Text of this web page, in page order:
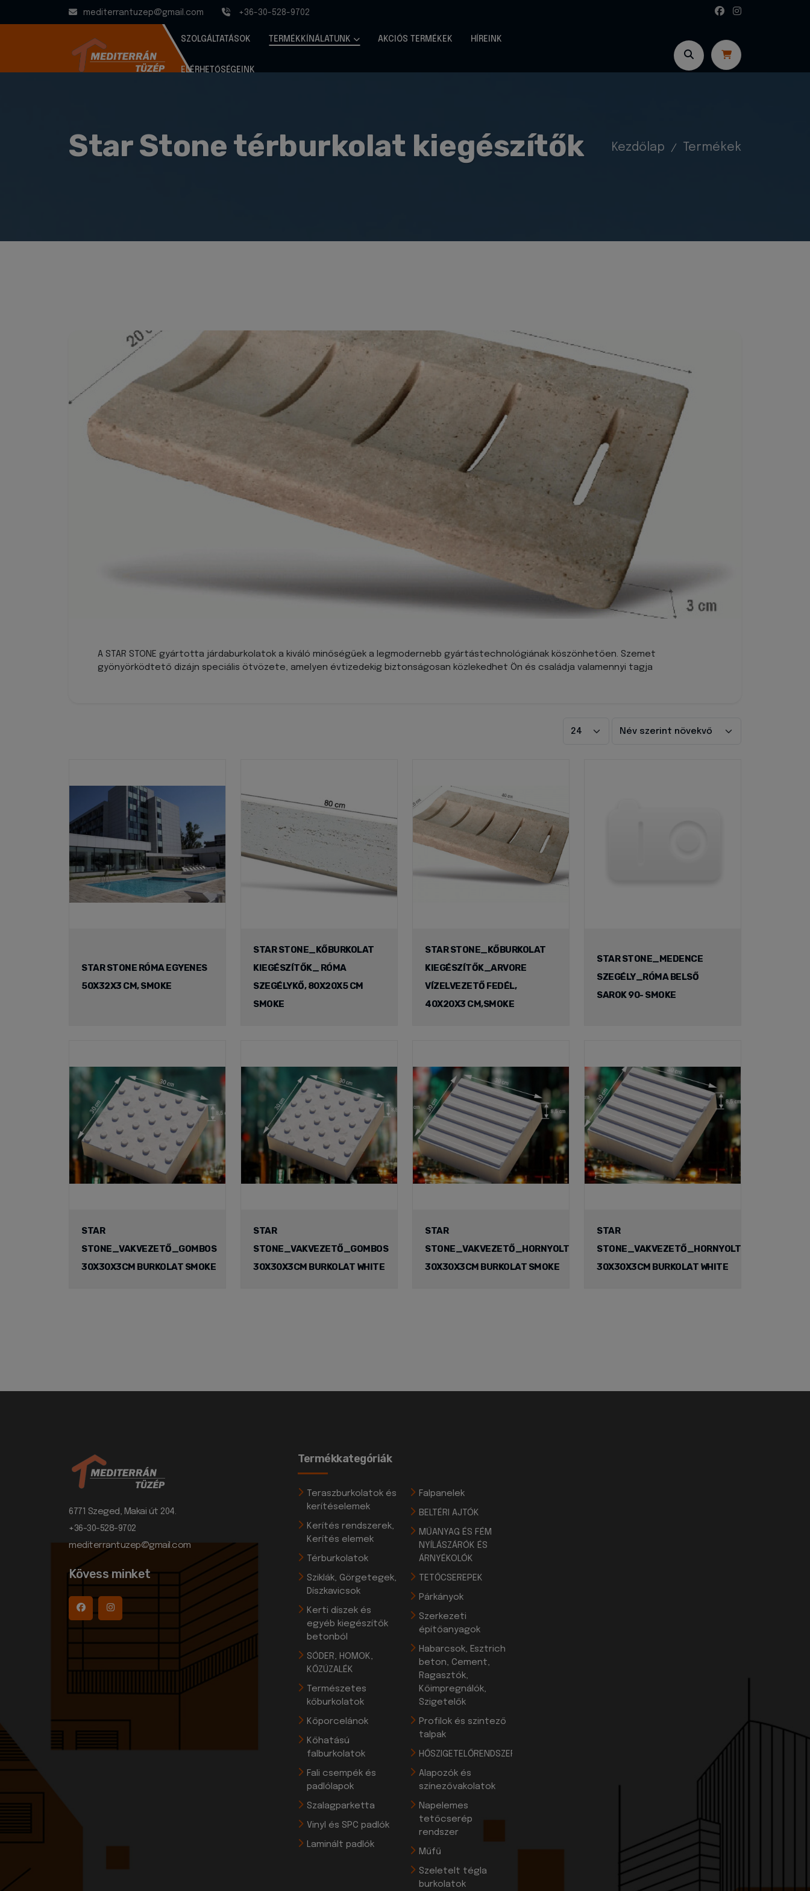
mediterrantuzep@gmail.com +36-30-528-9702
SZOLGÁLTATÁSOK TERMÉKKÍNÁLATUNK AKCIÓS TERMÉKEK HÍREINK
ELÉRHETŐSÉGEINK
Star Stone térburkolat kiegészítők Kezdőlap Termékek
A STAR STONE gyártotta járdaburkolatok a kiváló minőségűek a legmodernebb gyártástechnológiának köszönhetően. Szemet
gyönyörködtető dizájn speciális ötvözete, amelyen évtizedekig biztonságosan közlekedhet Ön és családja valamennyi tagja
STAR STONE RÓMA EGYENES
50X32X3 CM, SMOKE
STAR STONE_KŐBURKOLAT
KIEGÉSZÍTŐK_ RÓMA
SZEGÉLYKŐ, 80X20X5 CM
SMOKE
STAR STONE_KŐBURKOLAT
KIEGÉSZÍTŐK_ARVORE
VÍZELVEZETŐ FEDÉL,
40X20X3 CM,SMOKE
STAR STONE_MEDENCE
SZEGÉLY_RÓMA BELSŐ
SAROK 90- SMOKE
STAR
STONE_VAKVEZETŐ_GOMBOS
30X30X3CM BURKOLAT SMOKE
STAR
STONE_VAKVEZETŐ_GOMBOS
30X30X3CM BURKOLAT WHITE
STAR
STONE_VAKVEZETŐ_HORNYOLT
30X30X3CM BURKOLAT SMOKE
STAR
STONE_VAKVEZETŐ_HORNYOLT
30X30X3CM BURKOLAT WHITE
6771 Szeged, Makai út 204.
+36-30-528-9702
mediterrantuzep@gmail.com
Kövess minket
Termékkategóriák
Teraszburkolatok és
kerítéselemek
Kerítés rendszerek,
Kerítés elemek
Térburkolatok
Sziklák, Görgetegek,
Díszkavicsok
Kerti díszek és
egyéb kiegészítők
betonból
SÓDER, HOMOK,
KŐZÚZALÉK
Természetes
kőburkolatok
Kőporcelánok
Kőhatású
falburkolatok
Fali csempék és
padlólapok
Szalagparketta
Vinyl és SPC padlók
Laminált padlók
Falpanelek
BELTÉRI AJTÓK
MŰANYAG ÉS FÉM
NYÍLÁSZÁRÓK ÉS
ÁRNYÉKOLÓK
TETŐCSEREPEK
Párkányok
Szerkezeti
építőanyagok
Habarcsok, Esztrich
beton, Cement,
Ragasztók,
Kőimpregnálók,
Szigetelők
Profilok és szintező
talpak
HŐSZIGETELŐRENDSZEREK
Alapozók és
színezővakolatok
Napelemes
tetőcserép
rendszer
Műfű
Szeletelt tégla
burkolatok